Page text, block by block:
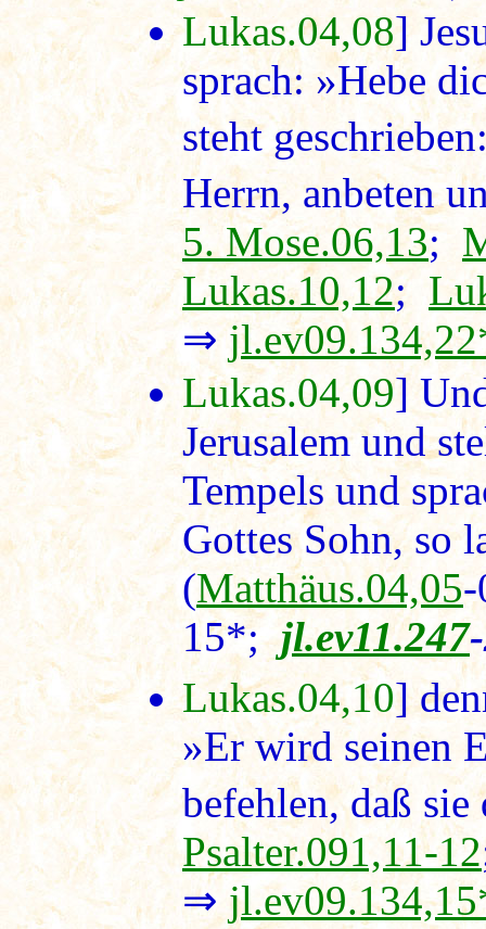
Lukas.04,08]
sprach: »Hebe
steht
Herrn, anbeten
5. Mose.06,13;
Lukas.10,12;
⇒
Lukas.04,09]
Jerusalem und
Tempels und
Gottes Sohn, so
(Matthäus.04,05
15*;jl.ev11.247
Lukas.04,10]
»Er wird seinen
befehlen, daß
Psalter.091,11-12
⇒